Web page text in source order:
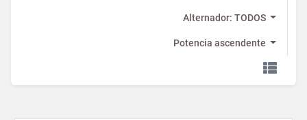
Alternador: TODOS
Potencia ascendente